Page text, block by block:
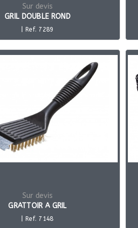
Sur devis
GRIL DOUBLE ROND
| Ref. 7289
Sur devis
GRATTOIR A GRIL
| Ref. 7148